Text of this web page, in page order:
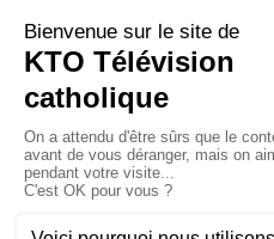
Les
La visite
XIV à
jeudi 6